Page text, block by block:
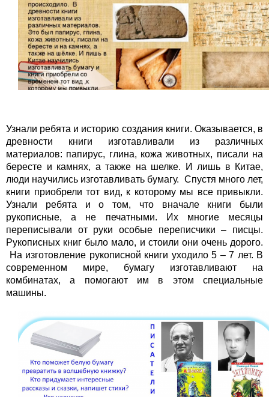
Узнали ребята и историю создания книги. Оказывается, в
древности книги изготавливали из различных
материалов: папирус, глина, кожа животных, писали на
бересте и камнях, а также на шелке. И лишь в Китае,
люди научились изготавливать бумагу. Спустя много лет,
книги приобрели тот вид, к которому мы все привыкли.
Узнали ребята и о том, что вначале книги были
рукописные, а не печатными. Их многие месяцы
переписывали от руки особые переписчики – писцы.
Рукописных книг было мало, и стоили они очень дорого.
На изготовление рукописной книги уходило 5 – 7 лет. В
современном мире, бумагу изготавливают на
комбинатах, а помогают им в этом специальные
машины.